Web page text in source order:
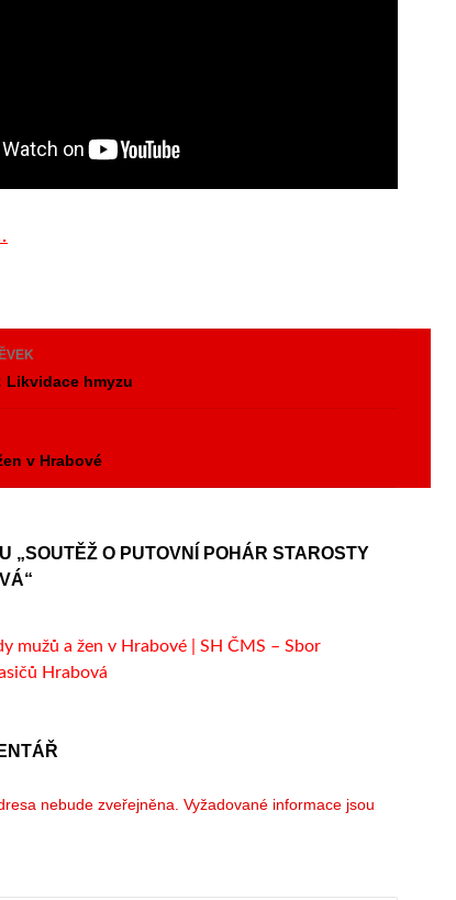
Likvidace hmyzu
v Hrabové
„SOUTĚŽ O PUTOVNÍ POHÁR STAROSTY
mužů a žen v Hrabové | SH ČMS – Sbor
Hrabová
nebude zveřejněna. Vyžadované informace jsou